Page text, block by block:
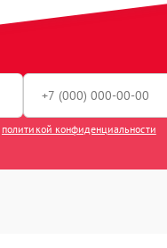
политикой конфиденциальности